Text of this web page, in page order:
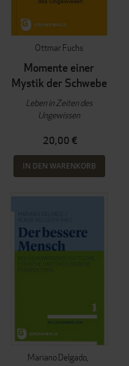
Ottmar Fuchs
Momente einer
Mystik der Schwebe
Leben in Zeiten des
Ungewissen
20,00 €
IN DEN WARENKORB
Mariano Delgado